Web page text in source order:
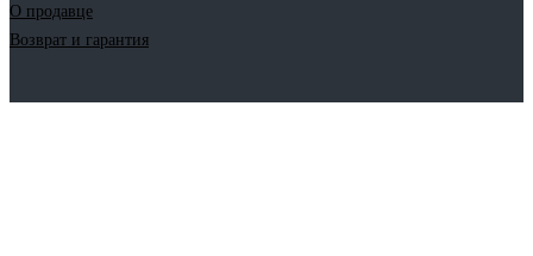
О продавце
Возврат и гарантия